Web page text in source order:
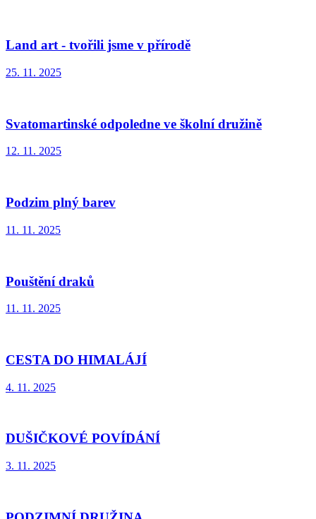
Land art - tvořili jsme v přírodě
25. 11. 2025
Svatomartinské odpoledne ve školní družině
12. 11. 2025
Podzim plný barev
11. 11. 2025
Pouštění draků
11. 11. 2025
CESTA DO HIMALÁJÍ
4. 11. 2025
DUŠIČKOVÉ POVÍDÁNÍ
3. 11. 2025